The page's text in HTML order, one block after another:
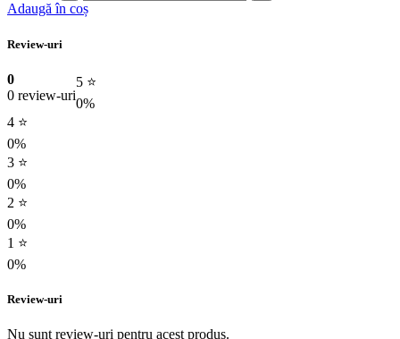
Adaugă în coș
Review-uri
0
0 review-uri
5 ⭐
0%
4 ⭐
0%
3 ⭐
0%
2 ⭐
0%
1 ⭐
0%
Review-uri
Nu sunt review-uri pentru acest produs.